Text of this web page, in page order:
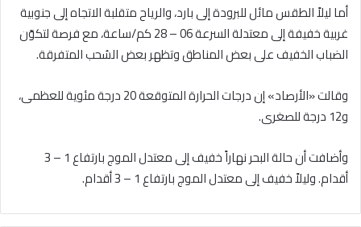
أما ليلاً الطقس مائل للبرودة إلى بارد، والرياح متقلبة الاتجاه إلى جنوبية
غربية خفيفة إلى معتدلة السرعة 06 – 28 كم/ساعة، مع فرصة لتكوّن
الضباب الخفيف على بعض المناطق وتظهر بعض السُحب المتفرقة.
وقالت «الأرصاد» إن درجات الحرارة المتوقعة 20 درجة مئوية للعظمى،
و12 درجة للصغرى.
وأضافت أن حالة البحر نهاراً خفيف إلى معتدل الموج بارتفاع 1 – 3
أقدام. وليلاً خفيف إلى معتدل الموج بارتفاع 1 – 3 أقدام.